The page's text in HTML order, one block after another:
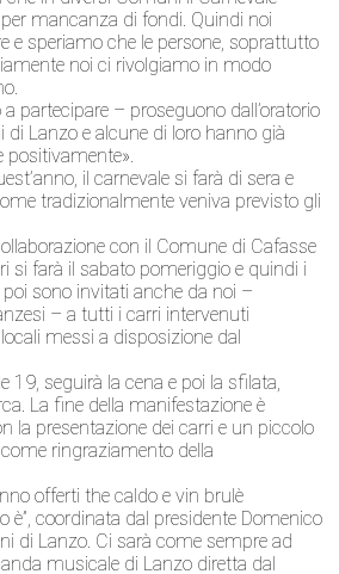
mancanza di fondi. Quindi noi
e speriamo che le persone, soprattutto
noi ci rivolgiamo in modo
partecipare – proseguono dall’oratorio
di Lanzo e alcune di loro hanno già
positivamente».
il carnevale si farà di sera e
tradizionalmente veniva previsto gli
con il Comune di Cafasse
si farà il sabato pomeriggio e quindi i
sono invitati anche da noi –
– a tutti i carri intervenuti
messi a disposizione dal
19, seguirà la cena e poi la sfilata,
La fine della manifestazione è
la presentazione dei carri e un piccolo
ringraziamento della
offerti the caldo e vin brulè
è”, coordinata dal presidente Domenico
di Lanzo. Ci sarà come sempre ad
musicale di Lanzo diretta dal